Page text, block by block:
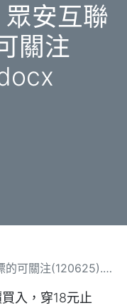
眾安互聯
關注
可關注(120625).docx
入，穿18元止